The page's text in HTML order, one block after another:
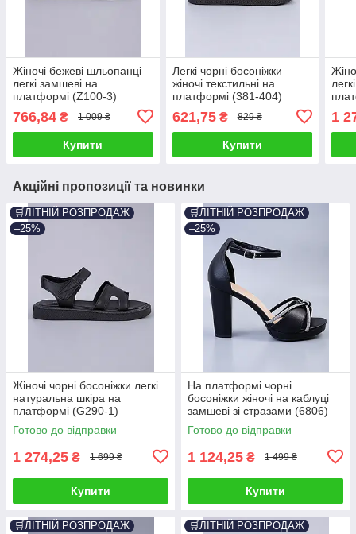
Жіночі бежеві шльопанці
легкі замшеві на
платформі (Z100-3)
766,84 ₴ 1 009 ₴
Купити
Легкі чорні босоніжки
жіночі текстильні на
платформі (381-404)
621,75₴ 829 ₴
Купити
1
Акційні пропозиції та новинки
🛒ЛІТНІЙ РОЗПРОДАЖ
–25%
Жіночі чорні босоніжки легкі
натуральна шкіра на
платформі (G290-1)
Готово до відправки
1 274,25 ₴ 1 699 ₴
Купити
🛒ЛІТНІЙ РОЗПРОДАЖ
–25%
На платформі чорні
босоніжки жіночі на каблуці
замшеві зі стразами (6806)
Готово до відправки
1 124,25 ₴ 1 499 ₴
Купити
🛒ЛІТНІЙ РОЗПРОДАЖ
🛒ЛІТНІЙ РОЗПРОДАЖ